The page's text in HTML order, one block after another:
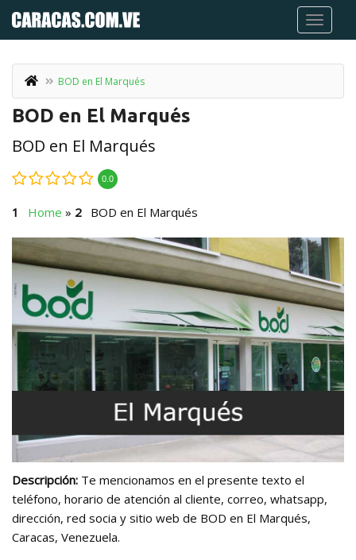
BOD en El Marqués
BOD en El Marqués
BOD en El Marqués
0.0
Home » BOD en El Marqués
Descripción: Te mencionamos en el presente texto el
teléfono, horario de atención al cliente, correo, whatsapp,
dirección, red socia y sitio web de BOD en El Marqués,
Caracas, Venezuela.